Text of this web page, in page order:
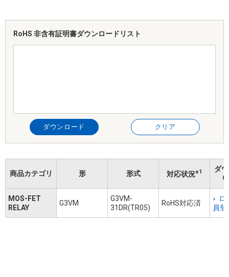
RoHS 非含有証明書ダウンロードリスト
ダウンロード クリア
商品カテゴリ 形 形式 対応状況※1
ダ
MOS-FET
RELAY
G3VM
G3VM-
31DR(TR05)
RoHS対応済
ロ
員登